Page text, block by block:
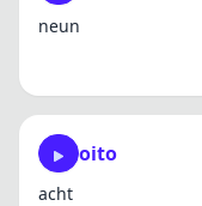
neun
oito
acht